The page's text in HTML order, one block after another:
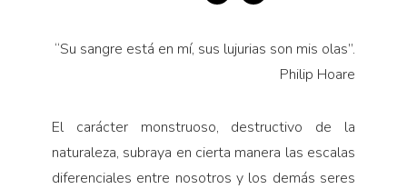
Medioambiente
Pensamiento ilustrado
Personaje
“Su sangre está en mí, sus lujurias son mis olas”.
Philip Hoare
El carácter monstruoso, destructivo de la
naturaleza, subraya en cierta manera las escalas
diferenciales entre nosotros y los demás seres